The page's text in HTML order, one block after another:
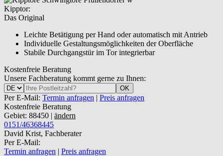
Kipptor:
Das Original
Leichte Betätigung per Hand oder automatisch mit Antrieb
Individuelle Gestaltungsmöglichkeiten der Oberfläche
Stabile Durchgangstür im Tor integrierbar
Kostenfreie Beratung
Unsere Fachberatung kommt gerne zu Ihnen:
OK
Per E-Mail: Termin anfragen | Preis anfragen
Kostenfreie Beratung
Gebiet: 88450 | ändern
0151/46368445
David Krist, Fachberater
Per E-Mail:
Termin anfragen | Preis anfragen